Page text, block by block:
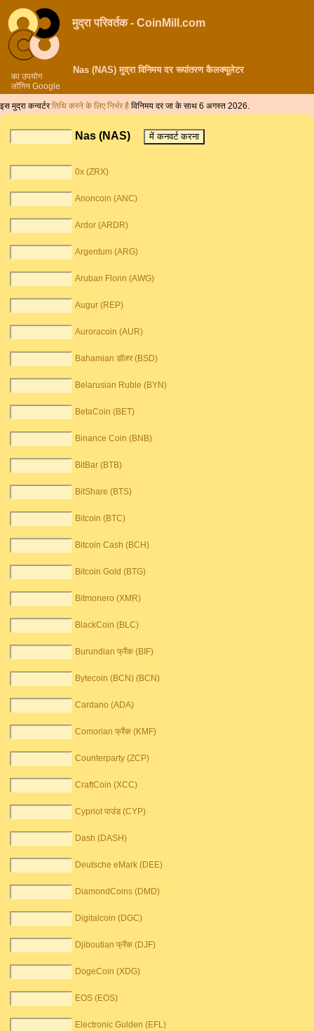
का उपयोग
लॉगिन Google
मुद्रा परिवर्तक - CoinMill.com
Nas (NAS) मुद्रा विनिमय दर रूपांतरण कैलक्यूलेटर
इस मुद्रा कन्वर्टरतिथि करने के लिए निर्भर है विनिमय दर जा के साथ 6 अगस्त 2026.
Nas (NAS)
0x (ZRX)
Anoncoin (ANC)
Ardor (ARDR)
Argentum (ARG)
Aruban Florin (AWG)
Augur (REP)
Auroracoin (AUR)
Bahamian डॉलर (BSD)
Belarusian Ruble (BYN)
BetaCoin (BET)
Binance Coin (BNB)
BitBar (BTB)
BitShare (BTS)
Bitcoin (BTC)
Bitcoin Cash (BCH)
Bitcoin Gold (BTG)
Bitmonero (XMR)
BlackCoin (BLC)
Burundian फ्रैंक (BIF)
Bytecoin (BCN) (BCN)
Cardano (ADA)
Comorian फ्रैंक (KMF)
Counterparty (ZCP)
CraftCoin (XCC)
Cypriot पाउंड (CYP)
Dash (DASH)
Deutsche eMark (DEE)
DiamondCoins (DMD)
Digitalcoin (DGC)
Djiboutian फ्रैंक (DJF)
DogeCoin (XDG)
EOS (EOS)
Electronic Gulden (EFL)